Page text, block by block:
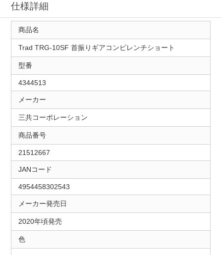
仕様詳細
商品名
Trad TRG-10SF 首振りギアコンビレンチショート
型番
4344513
メーカー
三共コーポレーション
商品番号
21512667
JANコード
4954458302543
メーカー発売日
2020年頃発売
色